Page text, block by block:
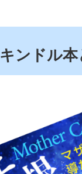
キンドル